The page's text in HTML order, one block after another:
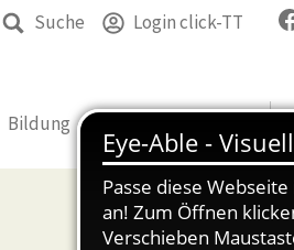
Suche Login click-TT
Bildung